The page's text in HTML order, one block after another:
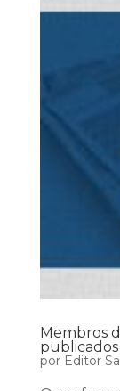
Membros
publicados
por Editor